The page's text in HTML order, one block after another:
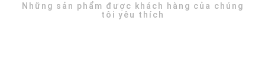
Những sản phẩm được khách hàng của chúng
tôi yêu thích